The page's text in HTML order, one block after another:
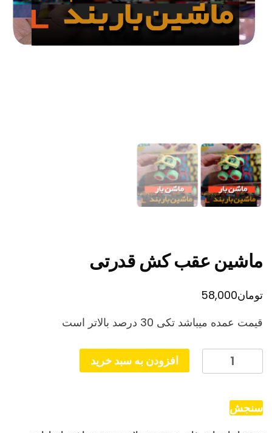
ماشین عقب کش قدرتی
تومان58,000
قیمت عمده میباشد تکی 30 درصد بالاتر است
عقب
قدرتی
افزودن به سبد خرید
سنجش